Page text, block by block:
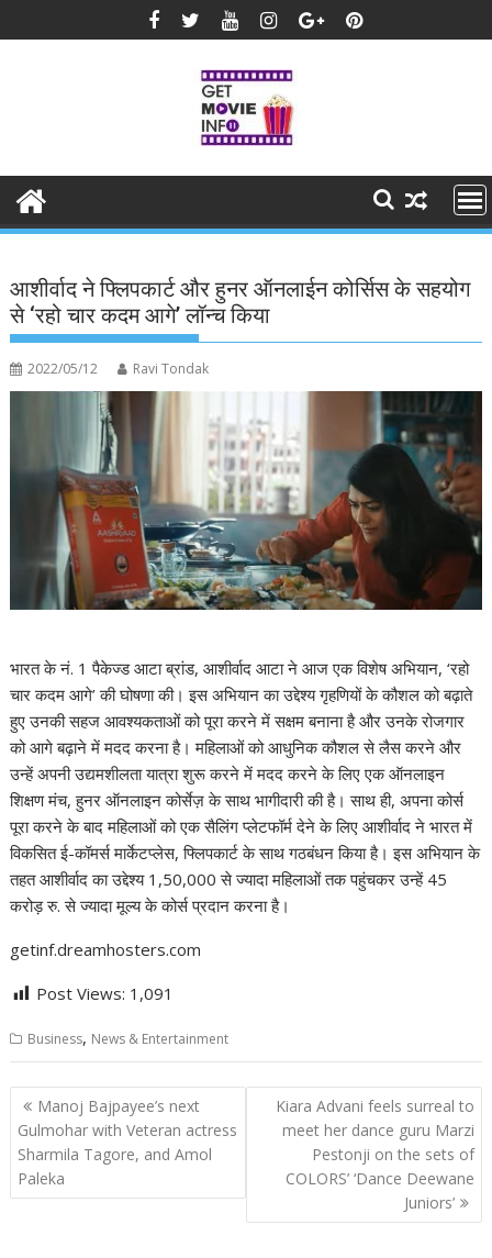
to
आशीर्वाद ने फ्लिपकार्ट और हुनर ऑनलाईन कोर्सिस के सहयोग
से ‘रहो चार कदम आगे’ लॉन्च किया
2022/05/12 Ravi Tondak
भारत के नं. 1 पैकेज्ड आटा ब्रांड, आशीर्वाद आटा ने आज एक विशेष अभियान, ‘रहो
चार कदम आगे’ की घोषणा की। इस अभियान का उद्देश्य गृहणियों के कौशल को बढ़ाते
हुए उनकी सहज आवश्यकताओं को पूरा करने में सक्षम बनाना है और उनके रोजगार
को आगे बढ़ाने में मदद करना है। महिलाओं को आधुनिक कौशल से लैस करने और
उन्हें अपनी उद्यमशीलता यात्रा शुरू करने में मदद करने के लिए एक ऑनलाइन
शिक्षण मंच, हुनर ऑनलाइन कोर्सेज़ के साथ भागीदारी की है। साथ ही, अपना कोर्स
पूरा करने के बाद महिलाओं को एक सैलिंग प्लेटफॉर्म देने के लिए आशीर्वाद ने भारत में
विकसित ई-कॉमर्स मार्केटप्लेस, फ्लिपकार्ट के साथ गठबंधन किया है। इस अभियान के
तहत आशीर्वाद का उद्देश्य 1,50,000 से ज्यादा महिलाओं तक पहुंचकर उन्हें 45
करोड़ रु. से ज्यादा मूल्य के कोर्स प्रदान करना है।
getinf.dreamhosters.com
Post Views: 1,091
Business, News & Entertainment
Post
navigation
Manoj Bajpayee’s next
Gulmohar with Veteran actress
Sharmila Tagore, and Amol
Paleka
Kiara Advani feels surreal to
meet her dance guru Marzi
Pestonji on the sets of
COLORS’ ‘Dance Deewane
Juniors’